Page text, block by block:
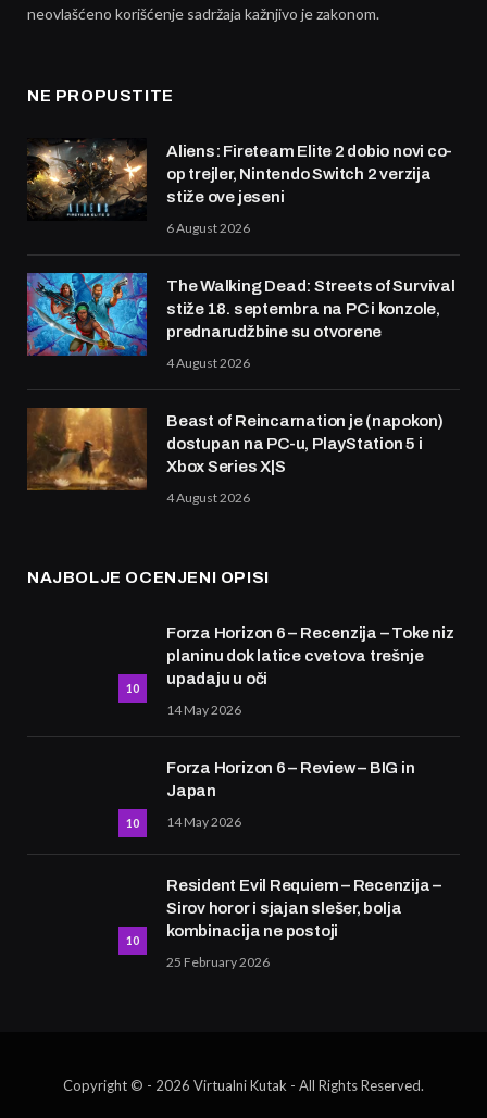
neovlašćeno korišćenje sadržaja kažnjivo je zakonom.
NE PROPUSTITE
Aliens: Fireteam Elite 2 dobio novi co-
op trejler, Nintendo Switch 2 verzija
stiže ove jeseni
6 August 2026
The Walking Dead: Streets of Survival
stiže 18. septembra na PC i konzole,
prednarudžbine su otvorene
4 August 2026
Beast of Reincarnation je (napokon)
dostupan na PC-u, PlayStation 5 i
Xbox Series X|S
4 August 2026
NAJBOLJE OCENJENI OPISI
10
Forza Horizon 6 – Recenzija – Toke niz
planinu dok latice cvetova trešnje
upadaju u oči
14 May 2026
10
Forza Horizon 6 – Review – BIG in
Japan
14 May 2026
10
Resident Evil Requiem – Recenzija –
Sirov horor i sjajan slešer, bolja
kombinacija ne postoji
25 February 2026
Copyright © - 2026 Virtualni Kutak - All Rights Reserved.